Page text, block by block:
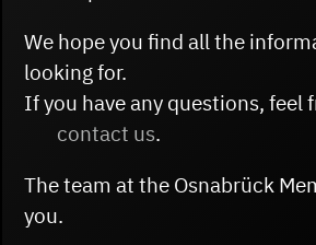
We hope you find all the
looking for.
If you have any questions, feel
contact us.
The team at the Osnabrück
you.